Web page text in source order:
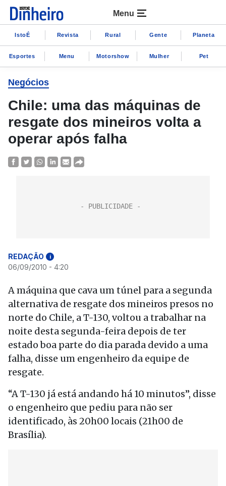
Menu
IstoÉ Revista Rural Gente Planeta
Esportes Menu Motorshow Mulher Pet
Negócios
Chile: uma das máquinas de
resgate dos mineiros volta a
operar após falha
REDAÇÃO i
06/09/2010 - 4:20
A máquina que cava um túnel para a segunda
alternativa de resgate dos mineiros presos no
norte do Chile, a T-130, voltou a trabalhar na
noite desta segunda-feira depois de ter
estado boa parte do dia parada devido a uma
falha, disse um engenheiro da equipe de
resgate.
“A T-130 já está andando há 10 minutos”, disse
o engenheiro que pediu para não ser
identificado, às 20h00 locais (21h00 de
Brasília).